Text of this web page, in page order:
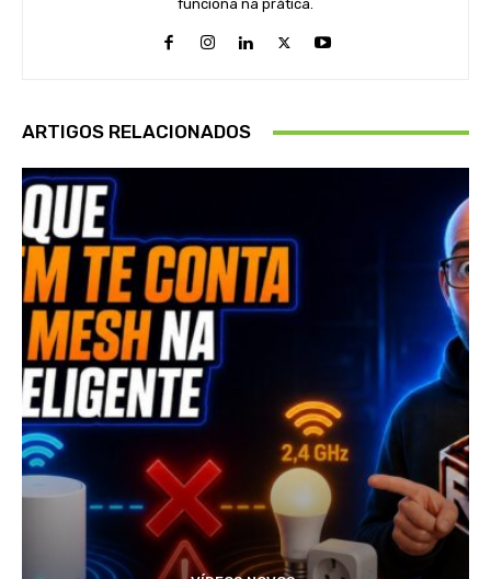
funciona na prática.
ARTIGOS RELACIONADOS